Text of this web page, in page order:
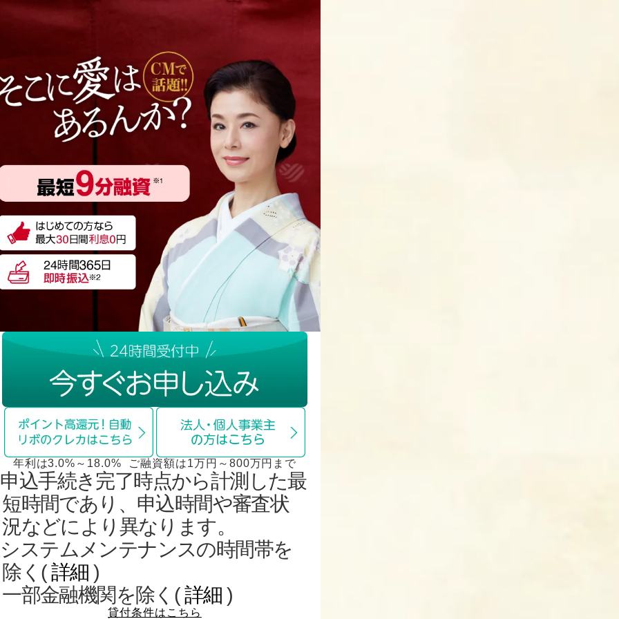
年利は3.0%～18.0% ご融資額は1万円～800万円まで
込手続き完了時点から計測した最
短時間であり、申込時間や審査状
況などにより異なります。
ステムメンテナンスの時間帯を
除く(詳細 )
一部金融機関を除く(詳細 )
貸付条件はこちら